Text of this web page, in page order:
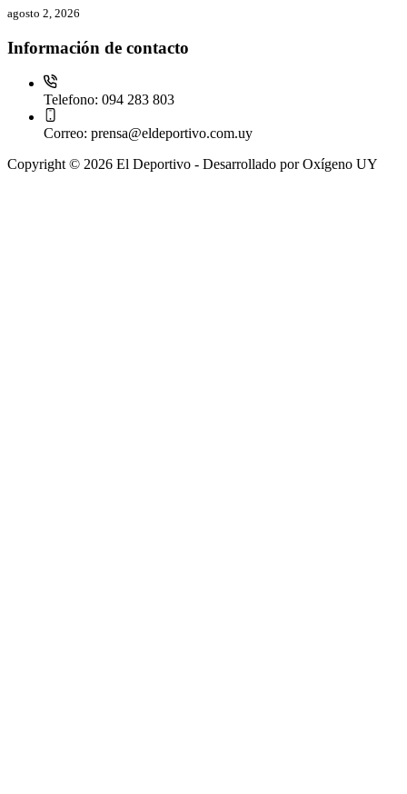
agosto 2, 2026
Información de contacto
Telefono: 094 283 803
Correo: prensa@eldeportivo.com.uy
Copyright © 2026 El Deportivo - Desarrollado por Oxígeno UY